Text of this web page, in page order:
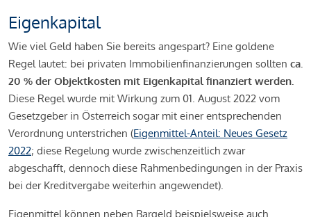
Eigenkapital
Wie viel Geld haben Sie bereits angespart? Eine goldene
Regel lautet: bei privaten Immobilienfinanzierungen sollten ca.
20 % der Objektkosten mit Eigenkapital finanziert werden.
Diese Regel wurde mit Wirkung zum 01. August 2022 vom
Gesetzgeber in Österreich sogar mit einer entsprechenden
Verordnung unterstrichen (Eigenmittel-Anteil: Neues Gesetz
2022; diese Regelung wurde zwischenzeitlich zwar
abgeschafft, dennoch diese Rahmenbedingungen in der Praxis
bei der Kreditvergabe weiterhin angewendet).
Eigenmittel können neben Bargeld beispielsweise auch